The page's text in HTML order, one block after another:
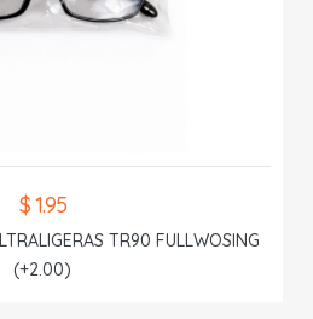
$ 1.95
TR90 FULLWOSING
(+2.00)